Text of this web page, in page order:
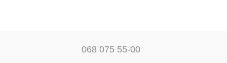
068 075 55-00